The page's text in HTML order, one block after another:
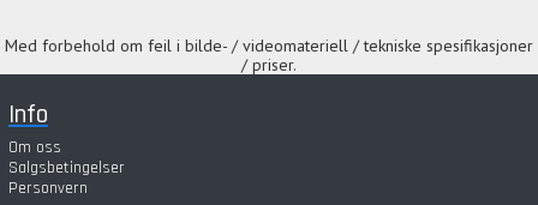
Med forbehold om feil i bilde- / videomateriell / tekniske spesifikasjoner
/ priser.
Info
Om oss
Salgsbetingelser
Personvern